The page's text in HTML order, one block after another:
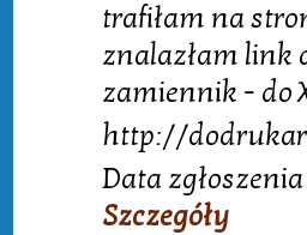
trafiłam na
znalazłam link
zamiennik - do
http://
Data
Szczegóły